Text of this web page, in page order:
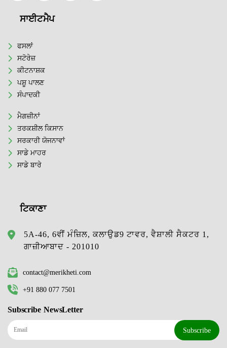
ਸਾਈਟਮੈਪ
ਫਸਲਾਂ
ਸਟੋਰੇਜ਼
ਕੀਟਨਾਸ਼ਕ
ਪਸ਼ੂ ਪਾਲਣ
ਸੰਪਾਦਕੀ
ਮੈਗਜ਼ੀਨਾਂ
ਤਰਕਸ਼ੀਲ ਕਿਸਾਨ
ਸਰਕਾਰੀ ਯੋਜਨਾਵਾਂ
ਸਾਡੇ ਮਾਹਰ
ਸਾਡੇ ਬਾਰੇ
ਟਿਕਾਣਾ
5A-46, 6ਵੀਂ ਮੰਜ਼ਿਲ, ਕਲਾਉਡ9 ਟਾਵਰ, ਵੈਸ਼ਾਲੀ ਸੈਕਟਰ 1,
ਗਾਜ਼ੀਆਬਾਦ - 201010
contact@merikheti.com
+91 880 077 7501
Subscribe NewsLetter
Subscribe